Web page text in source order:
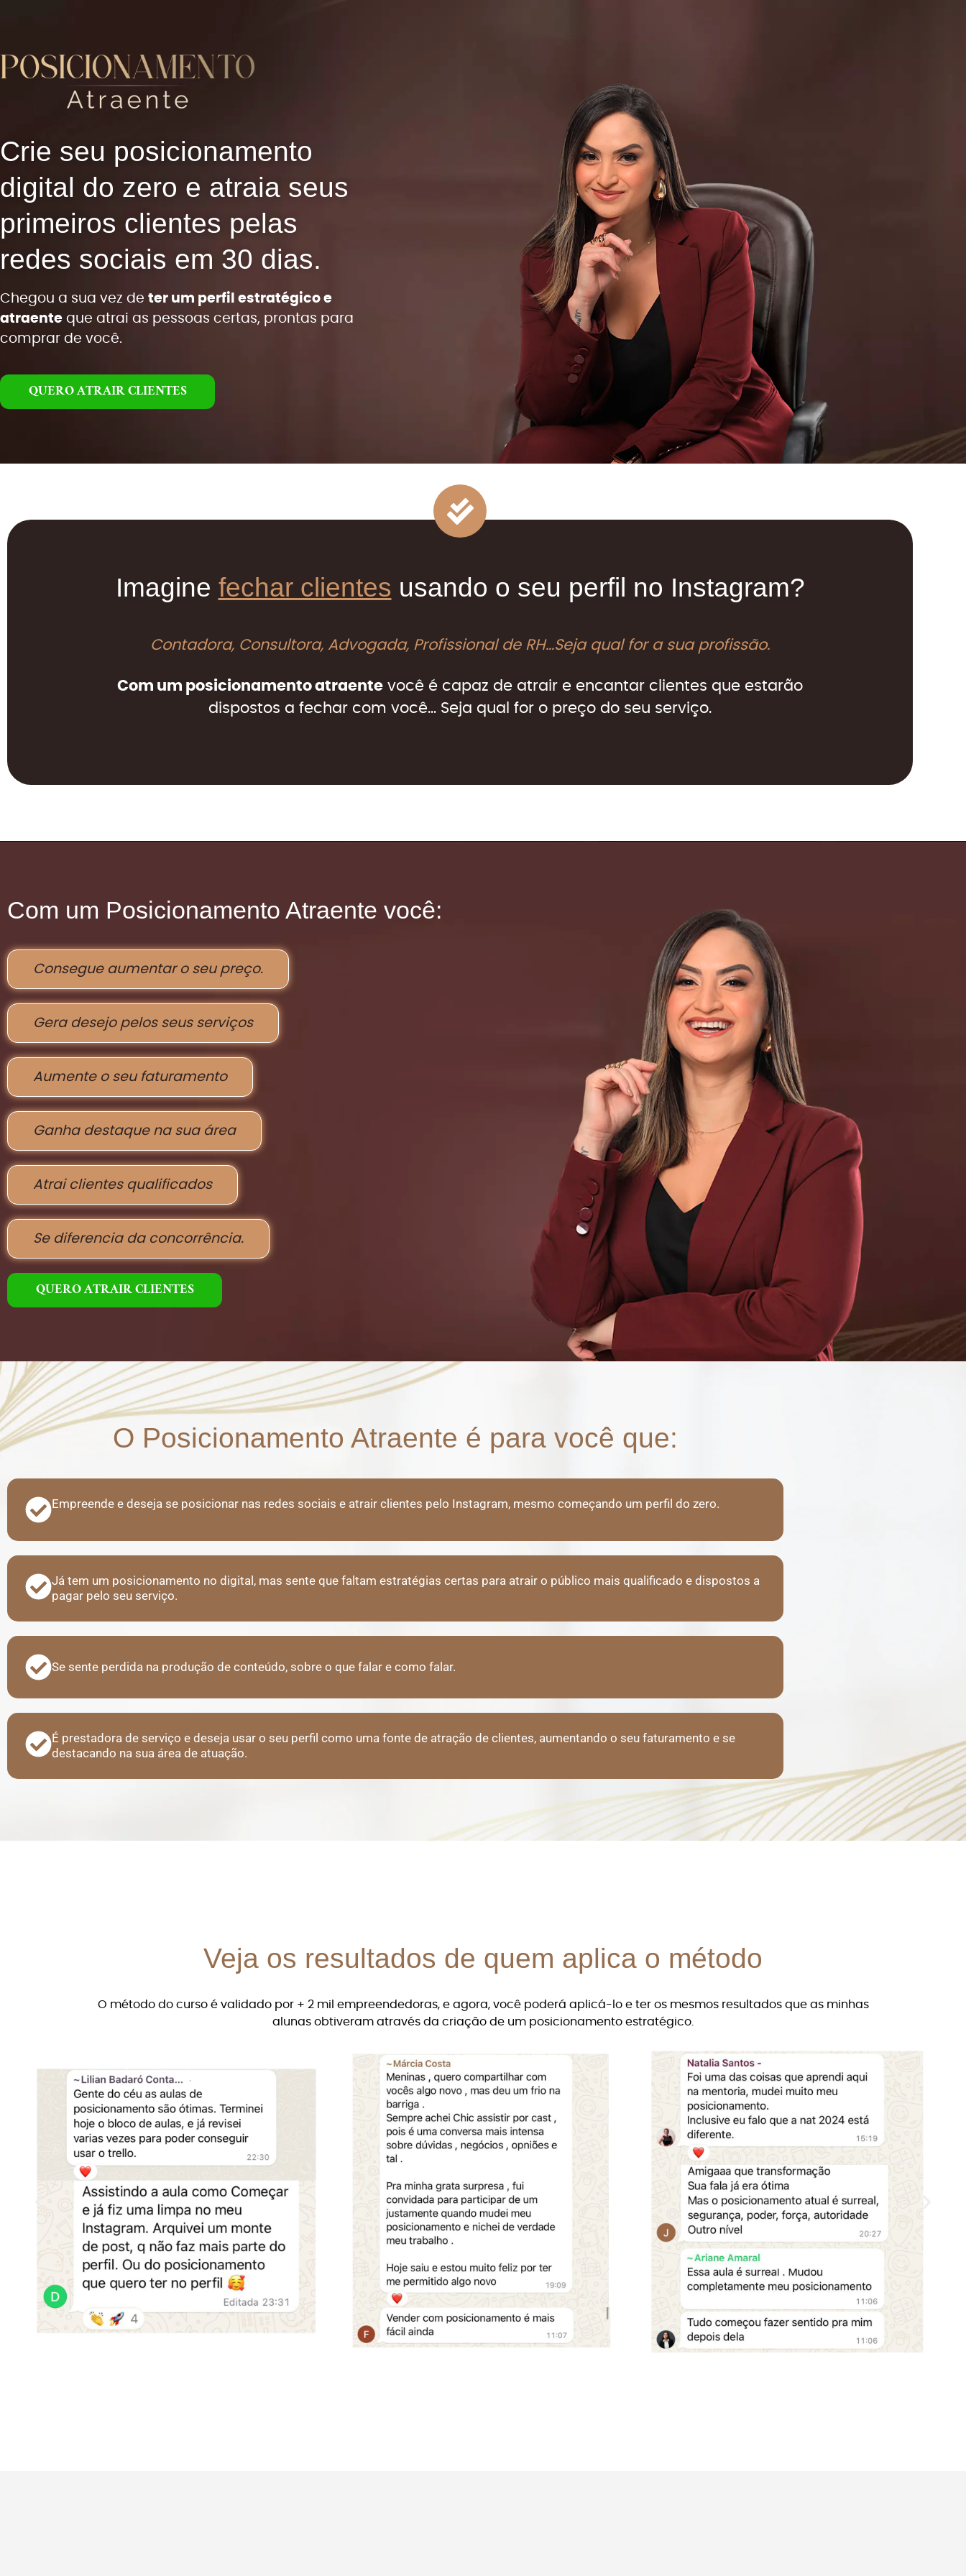
Crie seu ‎posicionamento
digital‎‎ ‎do zero e atraia seus
primeiros clientes pelas
redes sociais em 30 dias.
Chegou a sua vez de ter um perfil estratégico e
atraente que atrai as pessoas certas, prontas para
comprar de você.
QUERO ATRAIR CLIENTES
Imagine fechar clientes usando o seu perfil no Instagram?
Contadora, Consultora, Advogada, Profissional de RH…Seja qual for a sua profissão.
Com um posicionamento atraente você é capaz de atrair e encantar clientes que estarão
dispostos a fechar com você… Seja qual for o preço do seu serviço.
Com um Posicionamento Atraente você:
Consegue aumentar o seu preço.
Gera desejo pelos seus serviços
Aumente o seu faturamento
Ganha destaque na sua área
Atrai clientes qualificados
Se diferencia da concorrência.
QUERO ATRAIR CLIENTES
O Posicionamento Atraente é para você que:
Empreende e deseja se posicionar nas redes sociais e atrair clientes pelo Instagram, mesmo começando um perfil do zero.
Já tem um posicionamento no digital, mas sente que faltam estratégias certas para atrair o público mais qualificado e dispostos a
pagar pelo seu serviço.
Se sente perdida na produção de conteúdo, sobre o que falar e como falar.
É prestadora de serviço e deseja usar o seu perfil como uma fonte de atração de clientes, aumentando o seu faturamento e se
destacando na sua área de atuação.
Veja os resultados de quem aplica o método
O método do curso é validado por + 2 mil empreendedoras, e agora, você poderá aplicá-lo e ter os mesmos resultados que as minhas
alunas obtiveram através da criação de um posicionamento estratégico.